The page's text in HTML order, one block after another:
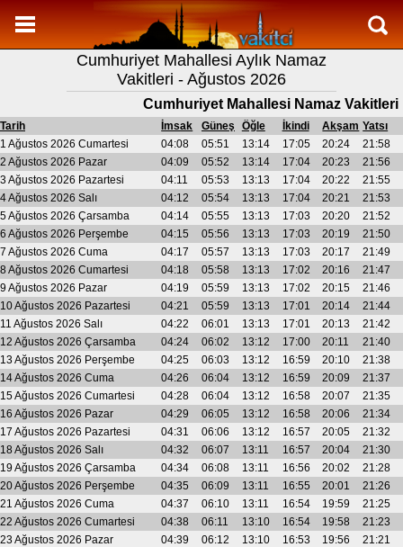
Namaz Vakitleri
Cumhuriyet Mahallesi Aylık Namaz Vakitleri
Cumhuriyet Mahallesi Ramazan imsakiyesi
Namaz Nasıl Kılınır?
Bilgi
İletişim
Cumhuriyet Mahallesi Aylık Namaz
Vakitleri - Ağustos 2026
Cumhuriyet Mahallesi Namaz Vakitleri
Tarih İmsak Güneş Öğle İkindi Akşam Yatsı
1 Ağustos 2026 Cumartesi
04:08 05:51 13:14 17:05 20:24
21:58
2 Ağustos 2026 Pazar
04:09 05:52 13:14 17:04 20:23
21:56
3 Ağustos 2026 Pazartesi
04:11 05:53 13:13 17:04 20:22
21:55
4 Ağustos 2026 Salı
04:12 05:54 13:13 17:04 20:21
21:53
5 Ağustos 2026 Çarsamba
04:14 05:55 13:13 17:03 20:20
21:52
6 Ağustos 2026 Perşembe
04:15 05:56 13:13 17:03 20:19
21:50
7 Ağustos 2026 Cuma
04:17 05:57 13:13 17:03 20:17
21:49
8 Ağustos 2026 Cumartesi
04:18 05:58 13:13 17:02 20:16
21:47
9 Ağustos 2026 Pazar
04:19 05:59 13:13 17:02 20:15
21:46
10 Ağustos 2026 Pazartesi
04:21 05:59 13:13 17:01 20:14
21:44
11 Ağustos 2026 Salı
04:22 06:01 13:13 17:01 20:13
21:42
12 Ağustos 2026 Çarsamba
04:24 06:02 13:12 17:00 20:11
21:40
13 Ağustos 2026 Perşembe
04:25 06:03 13:12 16:59 20:10
21:38
14 Ağustos 2026 Cuma
04:26 06:04 13:12 16:59 20:09
21:37
15 Ağustos 2026 Cumartesi
04:28 06:04 13:12 16:58 20:07
21:35
16 Ağustos 2026 Pazar
04:29 06:05 13:12 16:58 20:06
21:34
17 Ağustos 2026 Pazartesi
04:31 06:06 13:12 16:57 20:05
21:32
18 Ağustos 2026 Salı
04:32 06:07 13:11 16:57 20:04
21:30
19 Ağustos 2026 Çarsamba
04:34 06:08 13:11 16:56 20:02
21:28
20 Ağustos 2026 Perşembe
04:35 06:09 13:11 16:55 20:01
21:26
21 Ağustos 2026 Cuma
04:37 06:10 13:11 16:54 19:59
21:25
22 Ağustos 2026 Cumartesi
04:38 06:11 13:10 16:54 19:58
21:23
23 Ağustos 2026 Pazar
04:39 06:12 13:10 16:53 19:56
21:21